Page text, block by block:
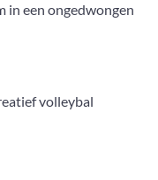
in een ongedwongen
volleybal